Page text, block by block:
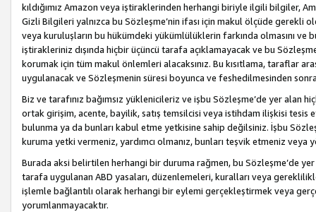
kıldığımız Amazon veya iştiraklerinden herhangi biriyle ilgili bilgiler,
Gizli Bilgileri yalnızca bu Sözleşme’nin ifası için makul ölçüde gerekli
veya kuruluşların bu hükümdeki yükümlülüklerin farkında olmasını ve
iştirakleriniz dışında hiçbir üçüncü tarafa açıklamayacak ve bu
korumak için tüm makul önlemleri alacaksınız. Bu kısıtlama, taraflar
uygulanacak ve Sözleşmenin süresi boyunca ve feshedilmesinden
Biz ve tarafınız bağımsız yüklenicileriz ve işbu Sözleşme’de yer alan
ortak girişim, acente, bayilik, satış temsilcisi veya istihdam ilişkisi
bulunma ya da bunları kabul etme yetkisine sahip değilsiniz. İşbu
kuruma yetki vermeniz, yardımcı olmanız, bunları teşvik etmeniz
Burada aksi belirtilen herhangi bir duruma rağmen, bu Sözleşme’de
tarafa uygulanan ABD yasaları, düzenlemeleri, kuralları veya
işlemle bağlantılı olarak herhangi bir eylemi gerçekleştirmek veya
yorumlanmayacaktır.